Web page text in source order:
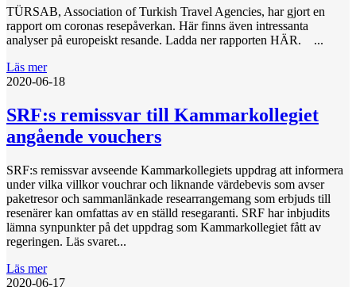
TÜRSAB, Association of Turkish Travel Agencies, har gjort en
rapport om coronas resepåverkan. Här finns även intressanta
analyser på europeiskt resande. Ladda ner rapporten HÄR. ...
Läs mer
2020-06-18
SRF:s remissvar till Kammarkollegiet
angående vouchers
SRF:s remissvar avseende Kammarkollegiets uppdrag att informera
under vilka villkor vouchrar och liknande värdebevis som avser
paketresor och sammanlänkade researrangemang som erbjuds till
resenärer kan omfattas av en ställd resegaranti. SRF har inbjudits
lämna synpunkter på det uppdrag som Kammarkollegiet fått av
regeringen. Läs svaret...
Läs mer
2020-06-17